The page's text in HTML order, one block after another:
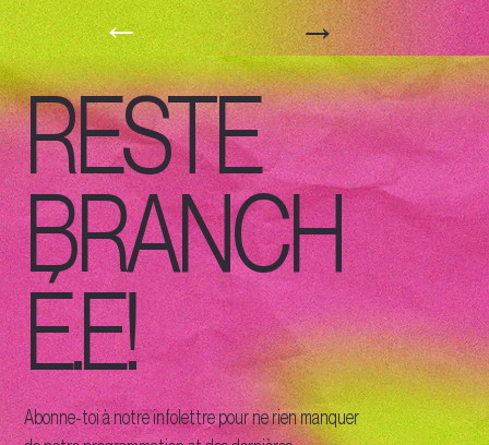
← →
RESTE
BRANCH
É.E!
Abonne-toi à notre infolettre pour ne rien manquer